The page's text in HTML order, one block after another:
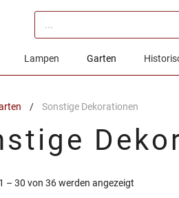
Products
search
Lampen Garten
/ Sonstige Dekorationen
– 30 von 36 werden angezeigtNach